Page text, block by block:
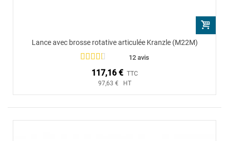
Lance avec brosse rotative articulée Kranzle (M22M)
12 avis
117,16 € TTC
97,63 € HT